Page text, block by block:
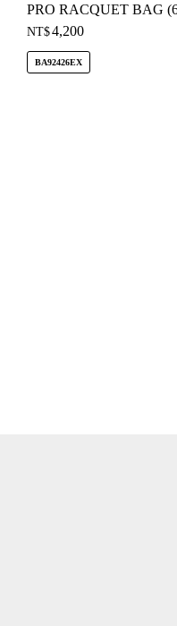
PRO RACQUET BAG
NT$4,200
BA92426EX